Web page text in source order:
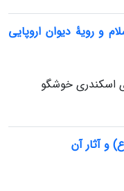
و رویۀ دیوان اروپایی
اسکندری خوشگو
و آثار آن